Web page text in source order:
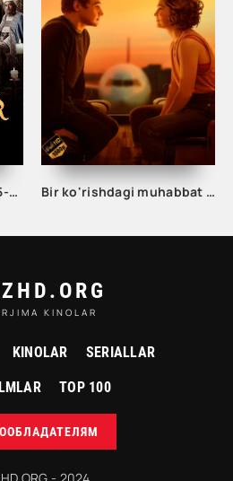
Ming bir kecha 1-2-3-4-5-10-15-20-25-30 Qism Misr seriali Barcha qismlar Uzbek tilida 2024 Bir ko'rishdagi muhabbat / Bir qarashda sevgining statistik ehtimoli Uzbek tilida 2023 tarjima kino HD
KINOLAR
KINOLAR SERIALLAR
TOP 100